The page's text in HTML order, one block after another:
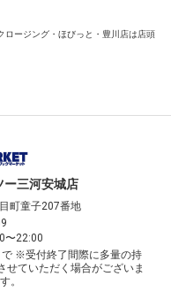
ージング・ほびっと・豊川店は店頭
ー三河安城店
町童子207番地
〜22:00
※受付終了間際に多量の持
せていただく場合がございま
す。